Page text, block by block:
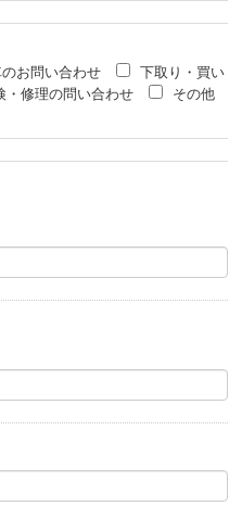
お問い合わせ
下取り・買い
・修理の問い合わせ
その他